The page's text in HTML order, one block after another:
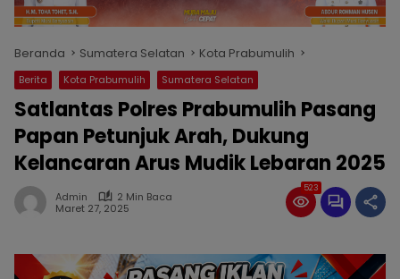
Beranda Sumatera Selatan Kota Prabumulih
Berita Kota Prabumulih Sumatera Selatan
Satlantas Polres Prabumulih Pasang
Papan Petunjuk Arah, Dukung
Kelancaran Arus Mudik Lebaran 2025
Admin
2 Min Baca
Maret 27, 2025
523